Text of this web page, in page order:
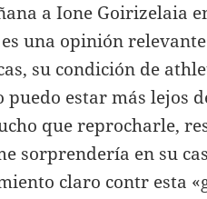
a Ione Goirizelaia
una opinión relevante
su condición de
estar más lejos
que reprocharle,
sorprendería en su
claro contr esta